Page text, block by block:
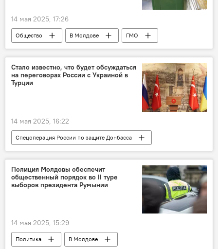
14 мая 2025, 17:26
Общество В Молдове
ГМО
Европейский союз
Стало известно, что будет обсуждаться
на переговорах России с Украиной в
Турции
14 мая 2025, 16:22
Спецоперация России по защите Донбасса
В мире
Россия
Украина
переговоры
Полиция Молдовы обеспечит
общественный порядок во II туре
выборов президента Румынии
14 мая 2025, 15:29
Политика
В Молдове